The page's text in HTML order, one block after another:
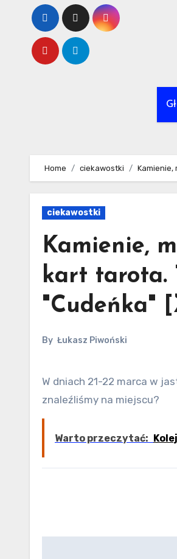
content
Home ciekawostki Kamienie,
ciekawostki
Kamienie,
kart tarota.
"Cudeńka"
By Łukasz Piwoński
W dniach 21-22 marca w jastrzębskiej Hali Omega odbywa się Festiwal Rękodzieła „Cudeńka”. Co ciekawego
znaleźliśmy na miejscu?
Warto przeczytać: